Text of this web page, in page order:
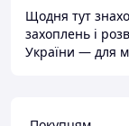
Щодня тут
захоплень і
України — для